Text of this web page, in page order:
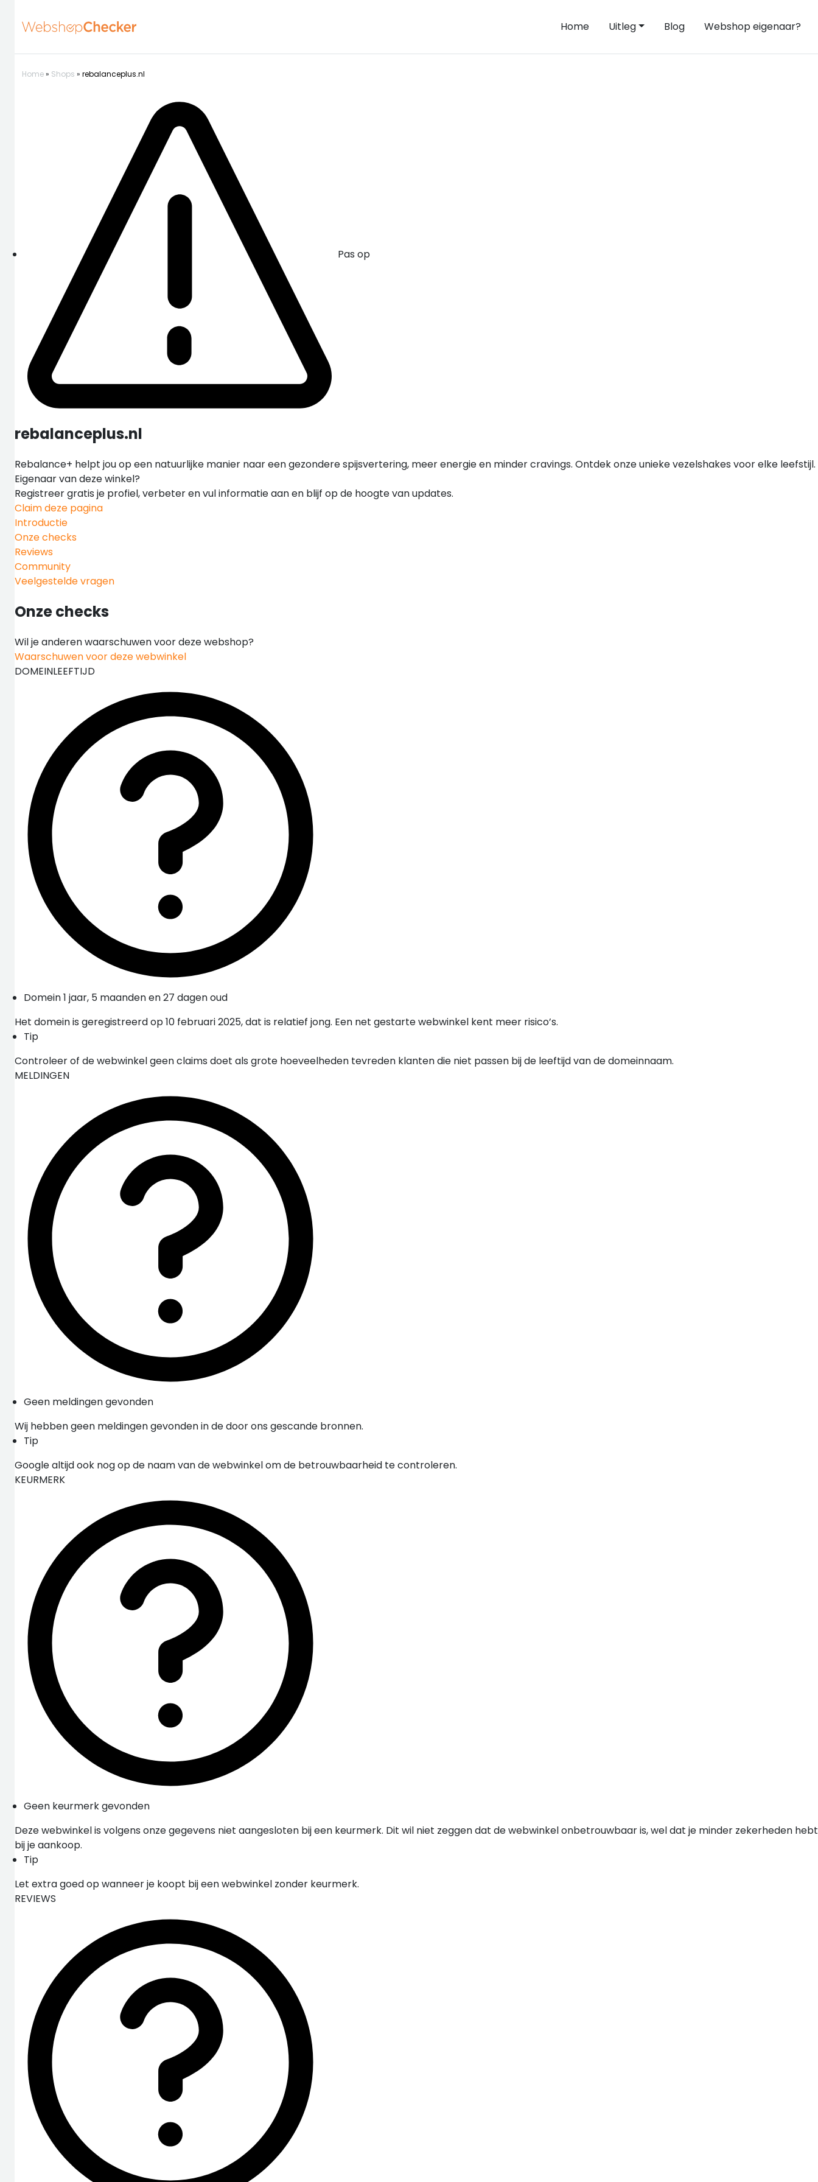
Home Uitleg Blog Webshop eigenaar?
Home» Shops » rebalanceplus.nl
Pas op
rebalanceplus.nl
Rebalance+ helpt jou op een natuurlijke manier naar een gezondere spijsvertering, meer energie en minder cravings. Ontdek onze unieke vezelshakes voor elke leefstijl.
Eigenaar van deze winkel?
Registreer gratis je profiel, verbeter en vul informatie aan en blijf op de hoogte van updates.
Claim deze pagina
Introductie
Onze checks
Reviews
Community
Veelgestelde vragen
Onze checks
Wil je anderen waarschuwen voor deze webshop?
Waarschuwen voor deze webwinkel
DOMEINLEEFTIJD
Domein 1 jaar, 5 maanden en 27 dagen oud
Het domein is geregistreerd op 10 februari 2025, dat is relatief jong. Een net gestarte webwinkel kent meer risico’s.
Tip
Controleer of de webwinkel geen claims doet als grote hoeveelheden tevreden klanten die niet passen bij de leeftijd van de domeinnaam.
MELDINGEN
Geen meldingen gevonden
Wij hebben geen meldingen gevonden in de door ons gescande bronnen.
Tip
Google altijd ook nog op de naam van de webwinkel om de betrouwbaarheid te controleren.
KEURMERK
Geen keurmerk gevonden
Deze webwinkel is volgens onze gegevens niet aangesloten bij een keurmerk. Dit wil niet zeggen dat de webwinkel onbetrouwbaar is, wel dat je minder zekerheden hebt
bij je aankoop.
Tip
Let extra goed op wanneer je koopt bij een webwinkel zonder keurmerk.
REVIEWS